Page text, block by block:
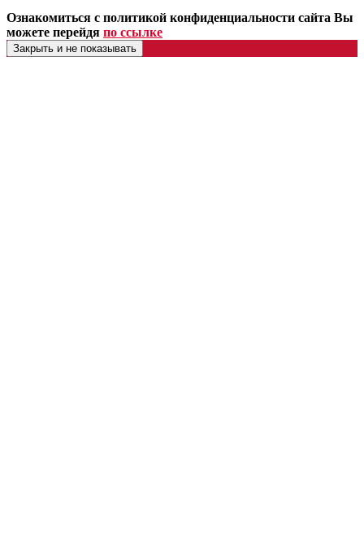
Ознакомиться с политикой конфиденциальности сайта Вы
можете перейдя по ссылке
Закрыть и не показывать